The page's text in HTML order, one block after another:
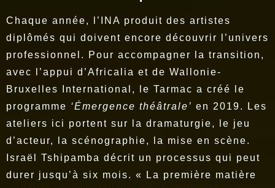
Chaque année, l’INA produit des artistes
diplômés qui doivent encore découvrir l’univers
professionnel. Pour accompagner la transition,
avec l’appui d’Africalia et de Wallonie-
Bruxelles International, le Tarmac a créé le
programme ‘Émergence théâtrale’ en 2019.
Les
ateliers ici portent sur la dramaturgie, le jeu
d’acteur, la scénographie, la mise en scène.
Israël Tshipamba décrit un processus qui peut
durer jusqu’à six mois. « La première matière